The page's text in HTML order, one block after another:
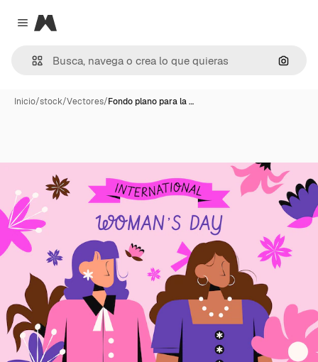
Close menu
Magnific
Inicio/stock/Vectores/Fondo plano para la …